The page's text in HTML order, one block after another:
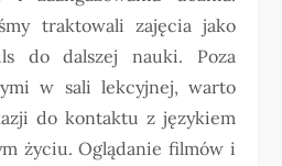
traktowali zajęcia jako
do dalszej nauki. Poza
w sali lekcyjnej, warto
do kontaktu z językiem
życiu. Oglądanie filmów i